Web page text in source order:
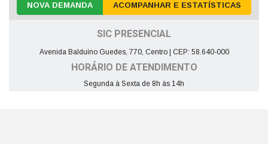
NOVA DEMANDA ACOMPANHAR E ESTATÍSTICAS
SIC PRESENCIAL
Avenida Balduíno Guedes, 770, Centro | CEP: 58.640-000
HORÁRIO DE ATENDIMENTO
Segunda à Sexta de 8h às 14h